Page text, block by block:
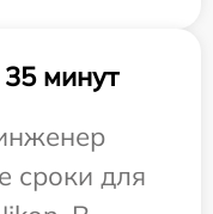
минут
сроки для